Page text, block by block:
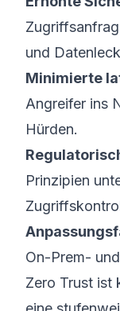
und
Minimierte
Angreifer ins
Hürden.
Prinzipien
On-Prem-
Zero Trust ist